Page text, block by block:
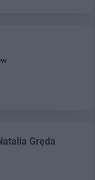
Gręda